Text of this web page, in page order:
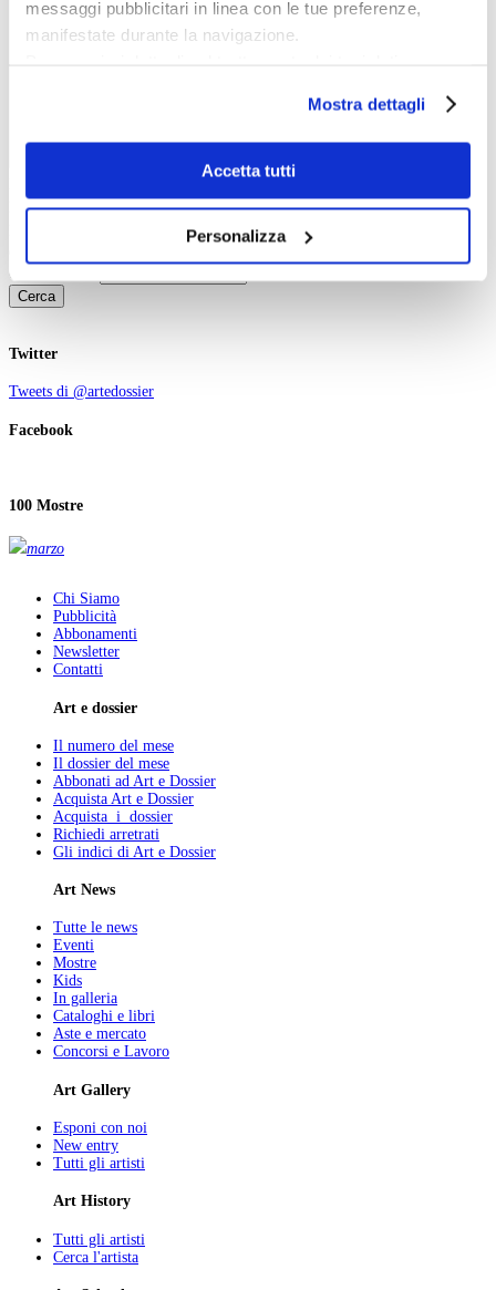
messaggi pubblicitari in linea con le tue preferenze,
manifestate durante la navigazione.
scelte privacy sui cookie, ti invitiamo a prendere visione
dell’informativa cookie.
Chiudendo il banner tramite la “X” prosegui la
navigazione senza alcuna profilazione e con installazione
il tuo consenso alla profilazione che potrai revocare in
Mostra dettagli
Accetta tutti
Personalizza
Fine evento:
Ordinamento:
Cerca
Twitter
Tweets di @artedossier
Facebook
100 Mostre
marzo
Chi Siamo
Pubblicità
Abbonamenti
Newsletter
Contatti
Art e dossier
Il numero del mese
Il dossier del mese
Abbonati ad Art e Dossier
Acquista Art e Dossier
Acquista i dossier
Richiedi arretrati
Gli indici di Art e Dossier
Art News
Tutte le news
Eventi
Mostre
Kids
In galleria
Cataloghi e libri
Aste e mercato
Concorsi e Lavoro
Art Gallery
Esponi con noi
New entry
Tutti gli artisti
Art History
Tutti gli artisti
Cerca l'artista